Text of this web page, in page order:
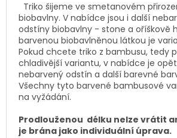
Triko šijeme ve smetanovém
biobavlny. V nabídce jsou i další
odstíny biobavlny - stone a oříškově
barvenou biobavlněnou látkou je
Pokud chcete triko z bambusu, tedy
chladivější variantu, v nabídce je
nebarvený odstín a další barevné
Všechny tyto barvené bambusové
na vyžádání.
Prodlouženou délku nelze vrátit
je brána jako individuální úprava.